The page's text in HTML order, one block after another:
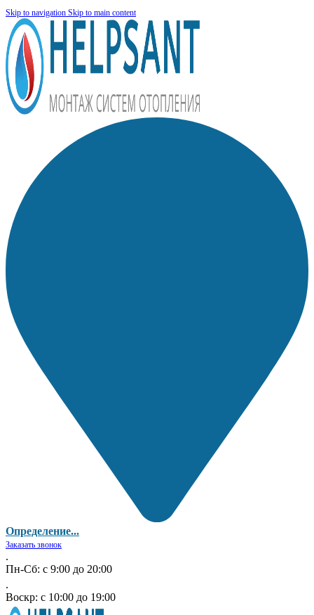
Skip to navigation Skip to main content
Определение...
Заказать звонок
.
Пн-Сб: с 9:00 до 20:00
.
Воскр: с 10:00 до 19:00